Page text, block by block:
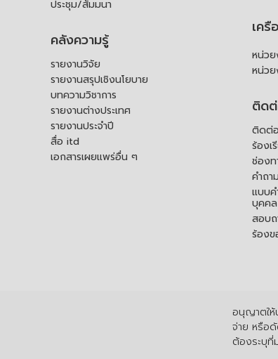
ประชุม/สัมมนา
คลังความรู้
รายงานวิจัย
รายงานสรุปเชิงนโยบาย
บทความวิชาการ
รายงานต่างประเทศ
รายงานประจำปี
สื่อ itd
เอกสารเผยแพร่อื่น ๆ
เค
หน่วย
หน่วย
ติดต่
ติดต่
ร้องเ
ช่อง
คำถ
แบบค
บุคคล
สอบ
ร้อง
อนุญาตให้
จ่าย หรือ
ต้องระบุที่